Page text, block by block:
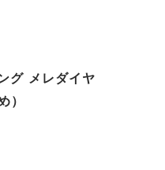
グ メレダイヤ
）